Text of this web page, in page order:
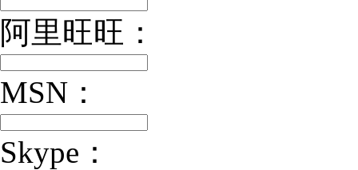
阿里旺旺：
MSN：
Skype：